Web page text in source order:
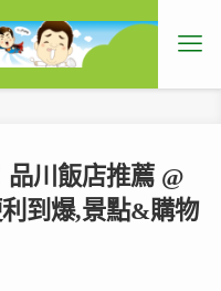
品川飯店推薦 @
到爆,景點&購物